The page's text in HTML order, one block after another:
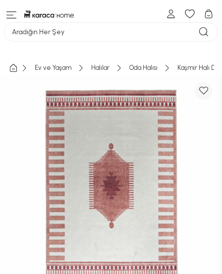
Aradığın Her Şey
Ev ve Yaşam Halılar Oda Halısı Kaşmir Halı